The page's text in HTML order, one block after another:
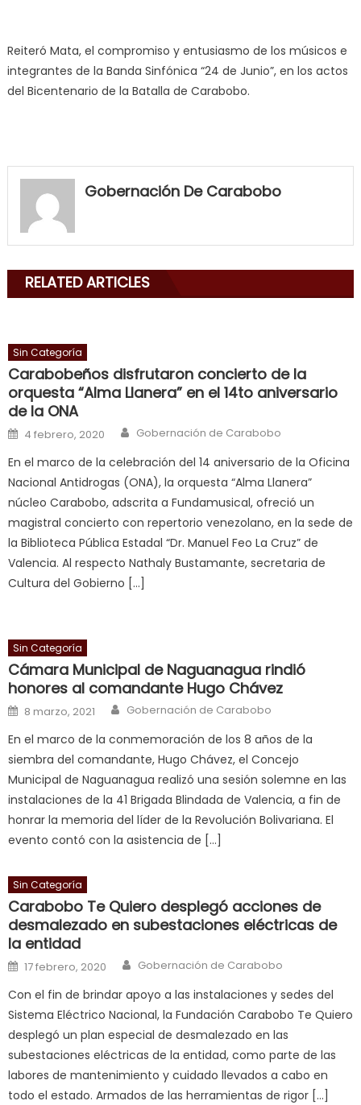
Reiteró Mata, el compromiso y entusiasmo de los músicos e
integrantes de la Banda Sinfónica “24 de Junio”, en los actos
del Bicentenario de la Batalla de Carabobo.
my
neighbor
mouth
will
smith
is
a
cuckold
milf
in
squirting,
आपक
न
ह
भ
च
त
क
स
आपक
पस
द,
sexy
bbw
milf
a
long
hard
fuck,
सच
ह
स
क
ल
म
य
Gobernación De Carabobo
RELATED ARTICLES
Sin Categoría
Carabobeños disfrutaron concierto de la
orquesta “Alma Llanera” en el 14to aniversario
de la ONA
Posted on
4 febrero, 2020 Author
Gobernación de Carabobo
En el marco de la celebración del 14 aniversario de la Oficina
Nacional Antidrogas (ONA), la orquesta “Alma Llanera”
núcleo Carabobo, adscrita a Fundamusical, ofreció un
magistral concierto con repertorio venezolano, en la sede de
la Biblioteca Pública Estadal “Dr. Manuel Feo La Cruz” de
Valencia. Al respecto Nathaly Bustamante, secretaria de
Cultura del Gobierno […]
Sin Categoría
Cámara Municipal de Naguanagua rindió
honores al comandante Hugo Chávez
Posted on
8 marzo, 2021 Author
Gobernación de Carabobo
En el marco de la conmemoración de los 8 años de la
siembra del comandante, Hugo Chávez, el Concejo
Municipal de Naguanagua realizó una sesión solemne en las
instalaciones de la 41 Brigada Blindada de Valencia, a fin de
honrar la memoria del líder de la Revolución Bolivariana. El
evento contó con la asistencia de […]
Sin Categoría
Carabobo Te Quiero desplegó acciones de
desmalezado en subestaciones eléctricas de
la entidad
Posted on
17 febrero, 2020 Author
Gobernación de Carabobo
Con el fin de brindar apoyo a las instalaciones y sedes del
Sistema Eléctrico Nacional, la Fundación Carabobo Te Quiero
desplegó un plan especial de desmalezado en las
subestaciones eléctricas de la entidad, como parte de las
labores de mantenimiento y cuidado llevados a cabo en
todo el estado. Armados de las herramientas de rigor […]